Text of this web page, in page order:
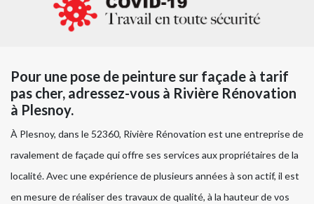
Pour une pose de peinture sur façade à tarif
pas cher, adressez-vous à Rivière Rénovation
à Plesnoy.
À Plesnoy, dans le 52360, Rivière Rénovation est une entreprise de
ravalement de façade qui offre ses services aux propriétaires de la
localité. Avec une expérience de plusieurs années à son actif, il est
en mesure de réaliser des travaux de qualité, à la hauteur de vos